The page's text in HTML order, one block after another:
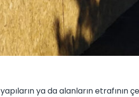
ya da alanların etrafının